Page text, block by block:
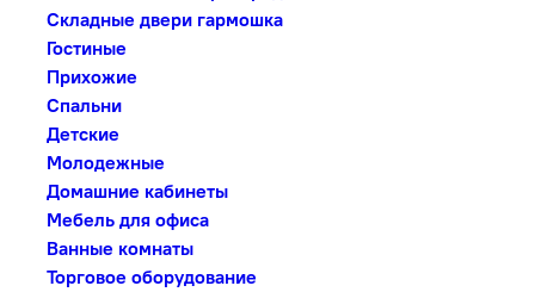
Складные двери гармошка
Гостиные
Прихожие
Спальни
Детские
Молодежные
Домашние кабинеты
Мебель для офиса
Ванные комнаты
Торговое оборудование